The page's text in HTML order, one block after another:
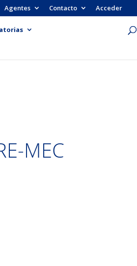
Agentes Contacto Acceder
MEC